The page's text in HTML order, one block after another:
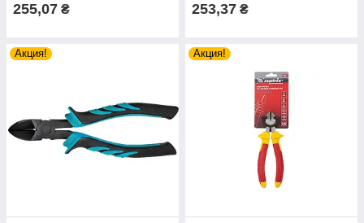
255,07 ₴ 253,37 ₴
Акция! Акция!